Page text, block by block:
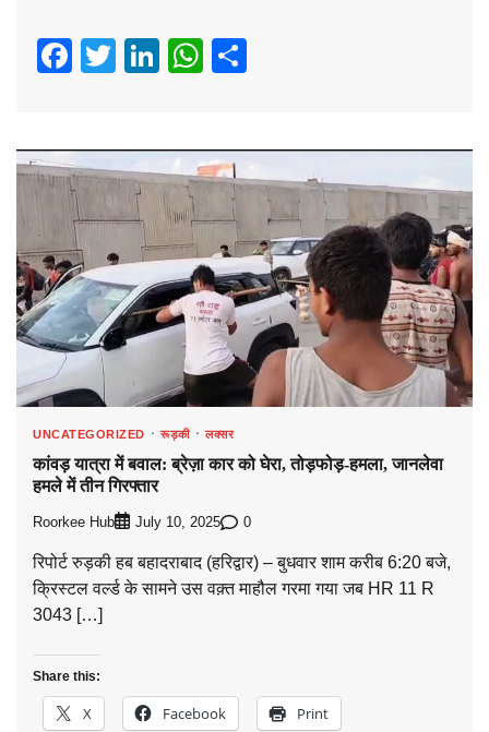
Facebook
Twitter
LinkedIn
WhatsApp
UNCATEGORIZED रूड़की लक्सर
कांवड़ यात्रा में बवाल: ब्रेज़ा कार को घेरा, तोड़फोड़-हमला, जानलेवा
हमले में तीन गिरफ्तार
Roorkee Hub July 10, 2025 0
रिपोर्ट रुड़की हब बहादराबाद (हरिद्वार) – बुधवार शाम करीब 6:20 बजे,
क्रिस्टल वर्ल्ड के सामने उस वक़्त माहौल गरमा गया जब HR 11 R
3043 […]
Share this:
X Facebook Print